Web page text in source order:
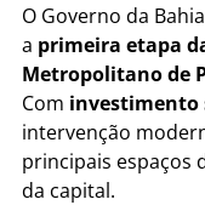
O Governo da
a primeira etapa
Metropolitano de
Com investimento
intervenção
principais espaços
da capital.